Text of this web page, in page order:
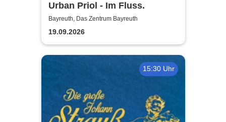
Urban Priol - Im Fluss.
Bayreuth, Das Zentrum Bayreuth
19.09.2026
15:30 Uhr